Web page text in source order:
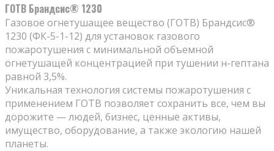
ГОТВ Брандсис® 1230
Газовое огнетушащее вещество (ГОТВ) Брандсис®
1230 (ФК-5-1-12) для установок газового
пожаротушения с минимальной объемной
огнетушащей концентрацией при тушении н-гептана
равной 3,5%.
Уникальная технология системы пожаротушения с
применением ГОТВ позволяет сохранить все, чем вы
дорожите — людей, бизнес, ценные активы,
имущество, оборудование, а также экологию нашей
планеты.